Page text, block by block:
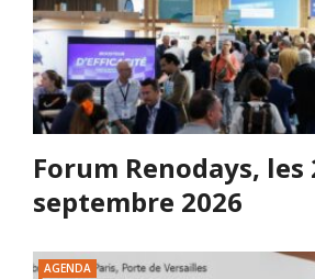
Forum Renodays, les
septembre 2026
AGENDA